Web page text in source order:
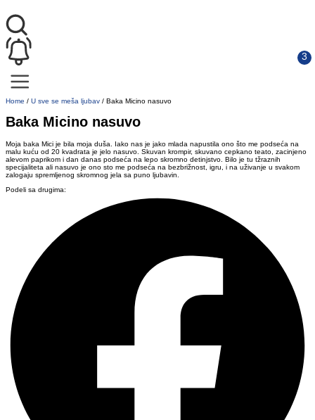
Home / U sve se meša ljubav / Baka Micino nasuvo
Baka Micino nasuvo
Moja baka Mici je bila moja duša. Iako nas je jako mlada napustila ono što me podseća na
malu kuću od 20 kvadrata je jelo nasuvo. Skuvan krompir, skuvano cepkano teato, zacinjeno
alevom paprikom i dan danas podseća na lepo skromno detinjstvo. Bilo je tu tžraznih
specijaliteta ali nasuvo je ono sto me podseća na bezbrižnost, igru, i na uživanje u svakom
zalogaju spremljenog skromnog jela sa puno ljubavin.
Podeli sa drugima: